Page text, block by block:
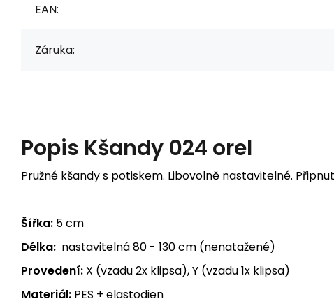
EAN:
Záruka:
Popis Kšandy 024 orel
Pružné kšandy s potiskem. Libovolně nastavitelné.
Šířka: 5 cm
Délka: nastavitelná 80 - 130 cm (nenatažené)
Provedení: X (vzadu 2x klipsa), Y (vzadu 1x klipsa)
Materiál: PES + elastodien